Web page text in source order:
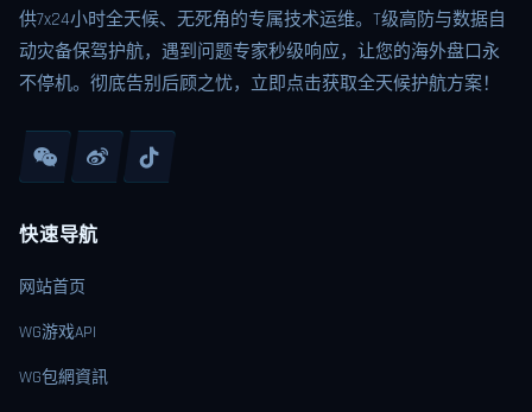
供7x24小时全天候、无死角的专属技术运维。T级高防与数据自
动灾备保驾护航，遇到问题专家秒级响应，让您的海外盘口永
不停机。彻底告别后顾之忧，立即点击获取全天候护航方案！
快速导航
网站首页
WG游戏API
WG包網資訊